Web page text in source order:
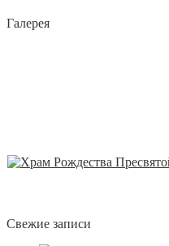
Галерея
Свежие записи